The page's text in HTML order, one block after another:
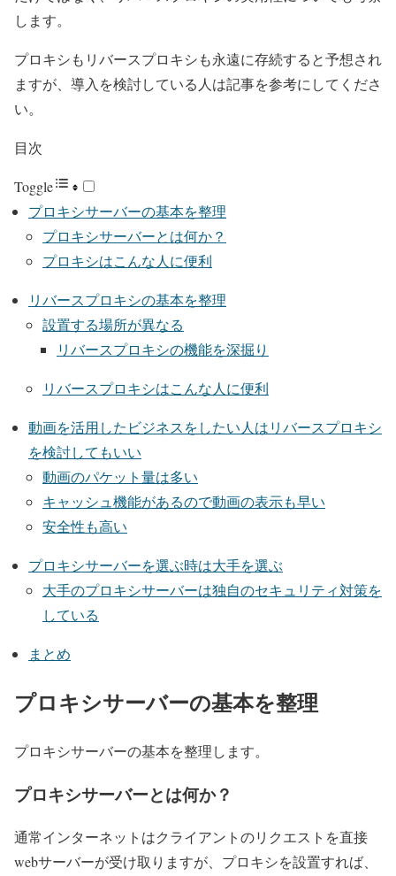
します。
プロキシもリバースプロキシも永遠に存続すると予想され
ますが、導入を検討している人は記事を参考にしてくださ
い。
目次
Toggle
プロキシサーバーの基本を整理
プロキシサーバーとは何か？
プロキシはこんな人に便利
リバースプロキシの基本を整理
設置する場所が異なる
リバースプロキシの機能を深掘り
リバースプロキシはこんな人に便利
動画を活用したビジネスをしたい人はリバースプロキシ
を検討してもいい
動画のパケット量は多い
キャッシュ機能があるので動画の表示も早い
安全性も高い
プロキシサーバーを選ぶ時は大手を選ぶ
大手のプロキシサーバーは独自のセキュリティ対策を
している
まとめ
プロキシサーバーの基本を整理
プロキシサーバーの基本を整理します。
プロキシサーバーとは何か？
通常インターネットはクライアントのリクエストを直接
webサーバーが受け取りますが、プロキシを設置すれば、